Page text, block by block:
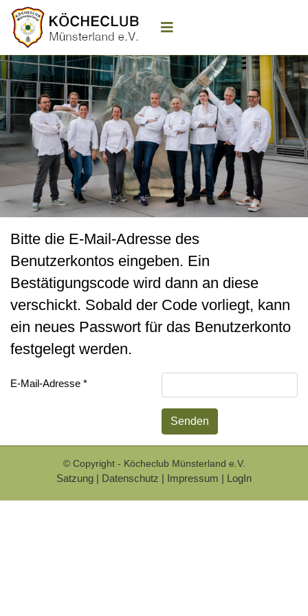
Bitte die E-Mail-Adresse des
Benutzerkontos eingeben. Ein
Bestätigungscode wird dann an diese
verschickt. Sobald der Code vorliegt, kann
ein neues Passwort für das Benutzerkonto
festgelegt werden.
E-Mail-Adresse *
Senden
© Copyright - Köcheclub Münsterland e.V.
Satzung | Datenschutz | Impressum | LogIn